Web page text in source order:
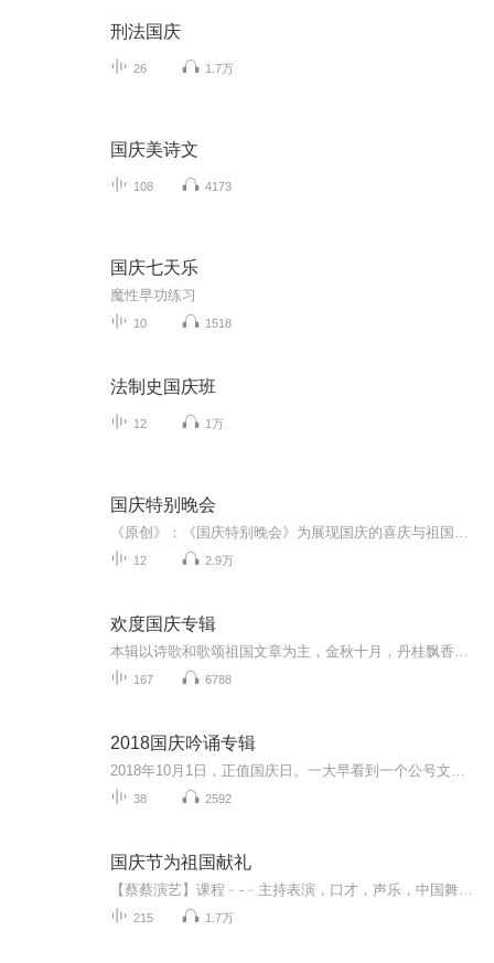
刑法国庆
26 1.7万
国庆美诗文
108 4173
国庆七天乐
魔性早功练习
10 1518
法制史国庆班
12 1万
国庆特别晚会
12 2.9万
欢度国庆专辑
167 6788
2018国庆吟诵专辑
38 2592
国庆节为祖国献礼
215 1.7万